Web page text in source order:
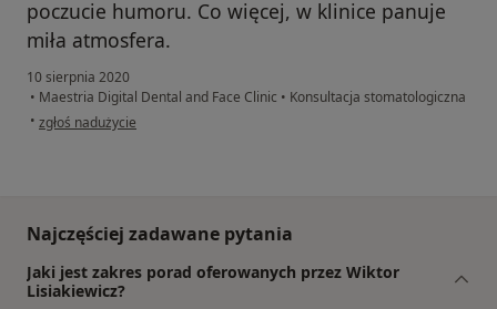
poczucie humoru. Co więcej, w klinice panuje
miła atmosfera.
10 sierpnia 2020
• Maestria Digital Dental and Face Clinic • Konsultacja stomatologiczna
• w opinii użytkownika MS
zgłoś nadużycie
Najczęściej zadawane pytania
Jaki jest zakres porad oferowanych przez Wiktor
Lisiakiewicz?